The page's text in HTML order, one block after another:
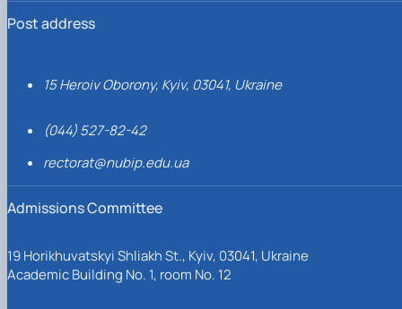
Post address
15 Heroiv Oborony, Kyiv, 03041, Ukraine
(044) 527-82-42
rectorat@nubip.edu.ua
Admissions Committee
19 Horikhuvatskyi Shliakh St., Kyiv, 03041, Ukraine
Academic Building No. 1, room No. 12